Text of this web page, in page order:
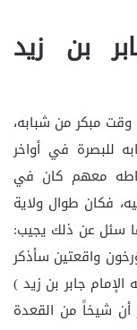
بن زيد
وقت مبكر من شبابه،
للبصرة في أواخر
معهم كان في
فكان طوال ولاية
سئل عن ذلك يجيب:
واقعتين سأذكر
جابر بن زيد )
أن شيخاً من القعدة